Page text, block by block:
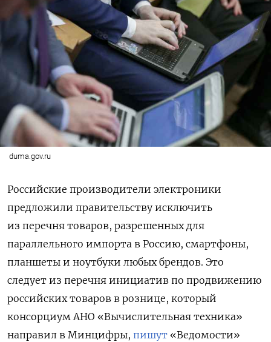
duma.gov.ru
Российские производители электроники
предложили правительству исключить
из перечня товаров, разрешенных для
параллельного импорта в Россию, смартфоны,
планшеты и ноутбуки любых брендов. Это
следует из перечня инициатив по продвижению
российских товаров в рознице, который
консорциум АНО «Вычислительная техника»
направил в Минцифры, пишут «Ведомости»